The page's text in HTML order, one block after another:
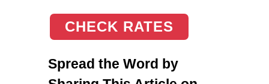
CHECK RATES
Spread the Word by